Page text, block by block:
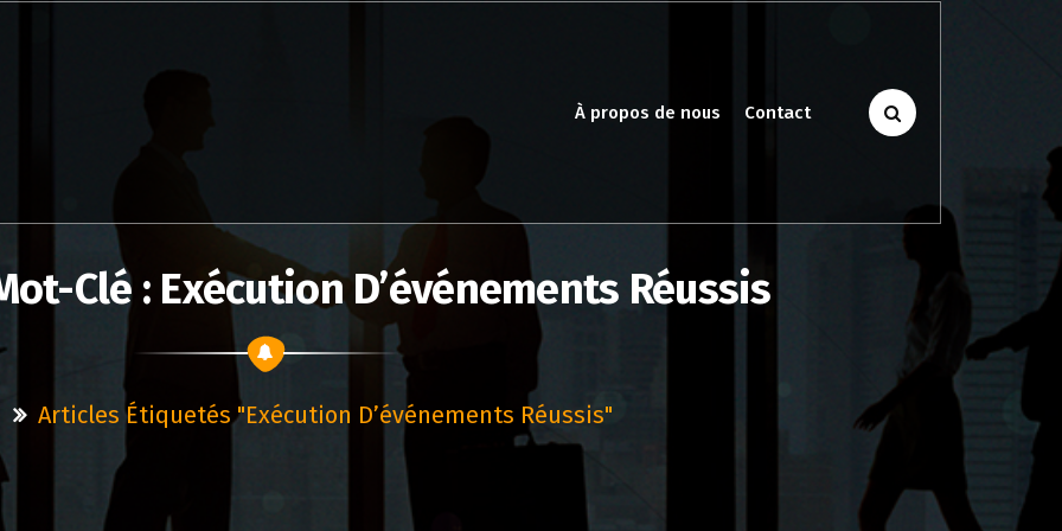
À propos de nous Contact
Clé : Exécution D’événements Réussis
Articles Étiquetés "exécution D’événements Réussis"